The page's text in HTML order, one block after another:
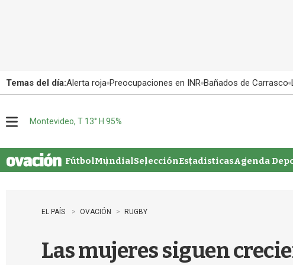
Temas del día:Alerta roja Preocupaciones en INR Bañados de Carrasco
u
Montevideo, T 13° H 95%
FútbolMundialSelecciónEstadisticasAgenda
EL PAÍS OVACIÓN RUGBY
Las mujeres siguen